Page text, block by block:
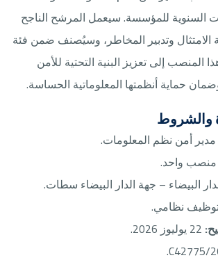
السنوية للمؤسسة. سيعمل المرشح الناجح
وتدبير المخاطر، وسيُصنف ضمن فئة
المنصب إلى تعزيز البنية التحتية للأمن
حماية أنظمتها المعلوماتية الحساسة.
والشروط
أمن نظم المعلومات.
منصب واحد.
البيضاء – جهة الدار البيضاء سطات.
نظامي.